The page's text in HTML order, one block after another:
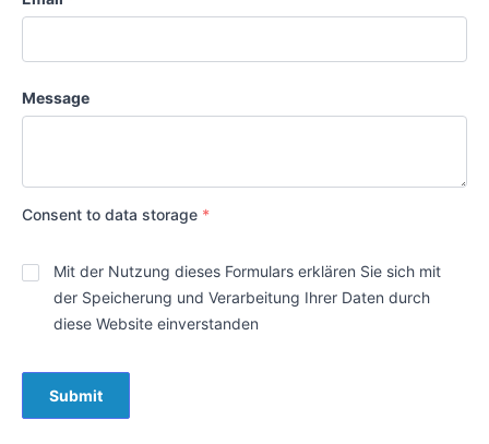
Message
Consent to data storage *
Mit der Nutzung dieses Formulars erklären Sie sich mit
der Speicherung und Verarbeitung Ihrer Daten durch
diese Website einverstanden
Submit